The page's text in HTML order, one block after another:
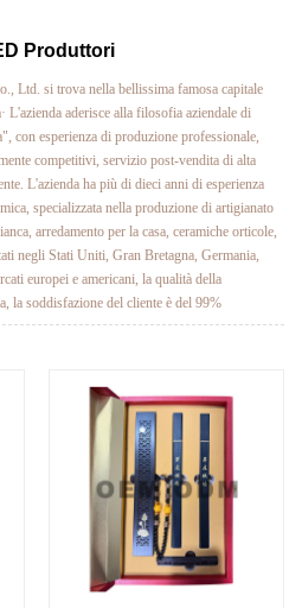
Produttori
Ltd. si trova nella bellissima famosa capitale
L'azienda aderisce alla filosofia aziendale di
con esperienza di produzione professionale,
competitivi, servizio post-vendita di alta
L'azienda ha più di dieci anni di esperienza
specializzata nella produzione di artigianato
arredamento per la casa, ceramiche orticole,
negli Stati Uniti, Gran Bretagna, Germania,
europei e americani, la qualità della
la soddisfazione del cliente è del 99%